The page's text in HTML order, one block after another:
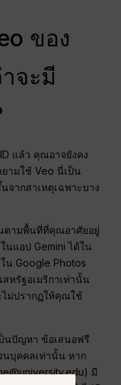
ของ
จะมี
แล้ว คุณอาจยังคง
ามใช้ Veo นี่เป็น
จากสาเหตุเฉพาะบาง
ตามพื้นที่ที่คุณอาศัยอยู่
นแอป Gemini ได้ใน
น Google Photos
หรัฐอเมริกาเท่านั้น
ไม่ปรากฏให้คุณใช้
นปัญหา ข้อเสนอฟรี
นบุคคลเท่านั้น หาก
มี